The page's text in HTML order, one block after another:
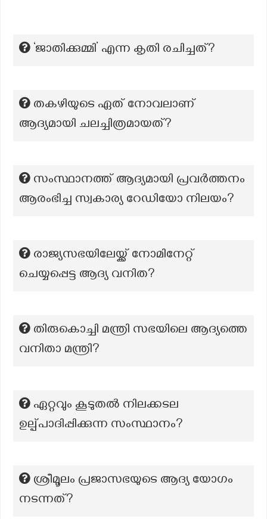
‘ജാതിക്കുമ്മി’ എന്ന കൃതി രചിച്ചത്?
തകഴിയുടെ ഏത് നോവലാണ്
ആദ്യമായി ചലച്ചിത്രമായത്?
സംസ്ഥാനത്ത് ആദ്യമായി പ്രവര്‍ത്തനം
ആരംഭിച്ച സ്വകാര്യ റേഡിയോ നിലയം?
രാജ്യസഭയിലേയ്ക്ക് നോമിനേറ്റ്
ചെയ്യപ്പെട്ട ആദ്യ വനിത?
തിരുകൊച്ചി മന്ത്രി സഭയിലെ ആദ്യത്തെ
വനിതാ മന്ത്രി?
ഏറ്റവും കൂടുതല്‍ നിലക്കടല
ഉല്പ്പാദിപ്പിക്കുന്ന സംസ്ഥാനം?
ശ്രീമൂലം പ്രജാസഭയുടെ ആദ്യ യോഗം
നടന്നത്?